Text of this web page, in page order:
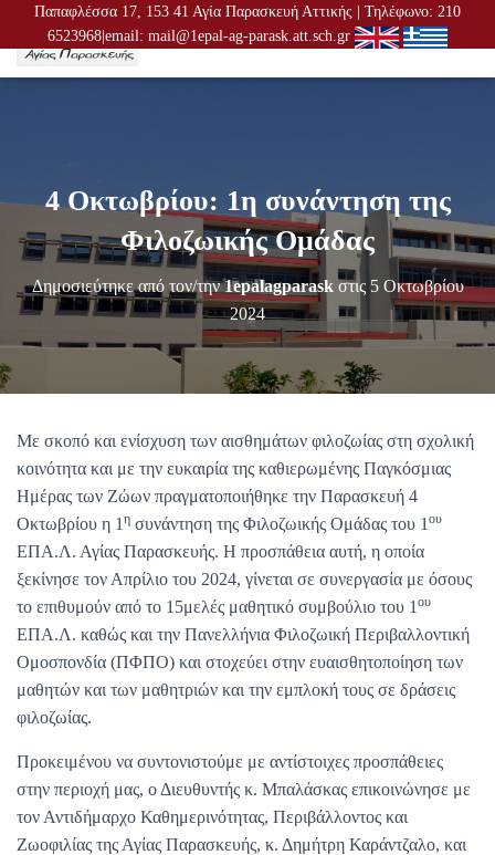
Παπαφλέσσα 17, 153 41 Αγία Παρασκευή Αττικής | Τηλέφωνο: 210
6523968|email: mail@1epal-ag-parask.att.sch.gr
Ν
Π
Λ
Ο
Ή
Γ
Σ
Σ
4 Οκτωβρίου: 1η συνάντηση της
Φιλοζωικής Ομάδας
Δημοσιεύτηκε από τον/την1epalagparaskστις 5 Οκτωβρίου
2024
Με σκοπό και ενίσχυση των αισθημάτων φιλοζωίας στη σχολική
κοινότητα και με την ευκαιρία της καθιερωμένης Παγκόσμιας
Ημέρας των Ζώων πραγματοποιήθηκε την Παρασκευή 4
Οκτωβρίου η 1 η συνάντηση της Φιλοζωικής Ομάδας του 1 ου
ΕΠΑ.Λ. Αγίας Παρασκευής. Η προσπάθεια αυτή, η οποία
ξεκίνησε τον Απρίλιο του 2024, γίνεται σε συνεργασία με όσους
το επιθυμούν από το 15μελές μαθητικό συμβούλιο του 1 ου
ΕΠΑ.Λ. καθώς και την Πανελλήνια Φιλοζωική Περιβαλλοντική
Ομοσπονδία (ΠΦΠΟ) και στοχεύει στην ευαισθητοποίηση των
μαθητών και των μαθητριών και την εμπλοκή τους σε δράσεις
φιλοζωίας.
Προκειμένου να συντονιστούμε με αντίστοιχες προσπάθειες
στην περιοχή μας, ο Διευθυντής κ. Μπαλάσκας επικοινώνησε με
τον Αντιδήμαρχο Καθημερινότητας, Περιβάλλοντος και
Ζωοφιλίας της Αγίας Παρασκευής, κ. Δημήτρη Καράντζαλο, και